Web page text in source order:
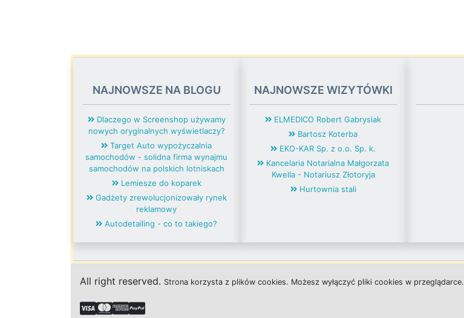
NAJNOWSZE NA BLOGU
Dlaczego w Screenshop używamy
nowych oryginalnych wyświetlaczy?
Target Auto wypożyczalnia
samochodów - solidna firma wynajmu
samochodów na polskich lotniskach
Lemiesze do koparek
Gadżety zrewolucjonizowały rynek
reklamowy
Autodetailing - co to takiego?
NAJNOWSZE WIZYTÓWKI
ELMEDICO Robert Gabrysiak
Bartosz Koterba
EKO-KAR Sp. z o.o. Sp. k.
Kancelaria Notarialna Małgorzata
Kwella - Notariusz Złotoryja
Hurtownia stali
All right reserved. Strona korzysta z plików cookies. Możesz wyłączyć pliki cookies w przeglądarce.